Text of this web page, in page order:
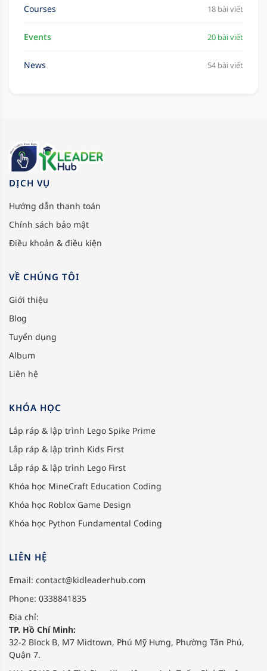
Courses 18 bài viết
Events 20 bài viết
News 54 bài viết
DỊCH VỤ
Hướng dẫn thanh toán
Chính sách bảo mật
Điều khoản & điều kiện
VỀ CHÚNG TÔI
Giới thiệu
Blog
Tuyển dụng
Album
Liên hệ
KHÓA HỌC
Lắp ráp & lập trình Lego Spike Prime
Lắp ráp & lập trình Kids First
Lắp ráp & lập trình Lego First
Khóa học MineCraft Education Coding
Khóa học Roblox Game Design
Khóa học Python Fundamental Coding
LIÊN HỆ
Email: contact@kidleaderhub.com
Phone: 0338841835
Địa chỉ:
TP. Hồ Chí Minh:
32-2 Block B, M7 Midtown, Phú Mỹ Hưng, Phường Tân Phú,
Quận 7.